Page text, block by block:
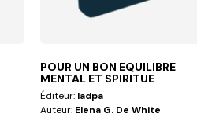
POUR UN BON EQUILIBRE
MENTAL ET SPIRITUE
Éditeur: Iadpa
Auteur: Elena G. De White